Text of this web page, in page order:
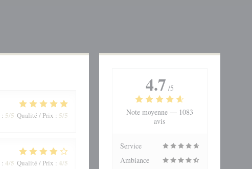
: 5/5 Qualité / Prix : 5/5
: 4/5 Qualité / Prix : 4/5
4.7 /5
Note moyenne — 1083
avis
Service
Ambiance